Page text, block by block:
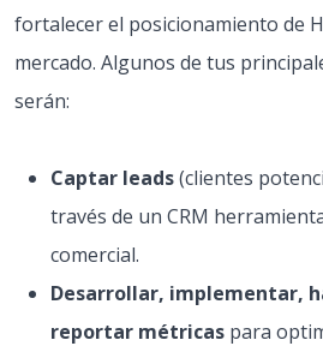
fortalecer el posicionamiento de
mercado. Algunos de tus
serán:
Captar leads(clientes
través de un CRM
comercial.
Desarrollar, implementar,
reportar métricas para